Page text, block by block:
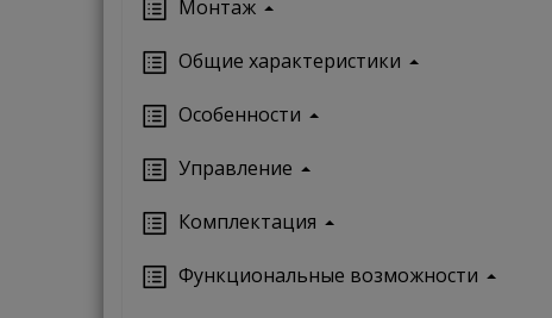
Монтаж
Oбщие характеристики
Особенности
Управление
Кoмплектация
Функциональные возможности